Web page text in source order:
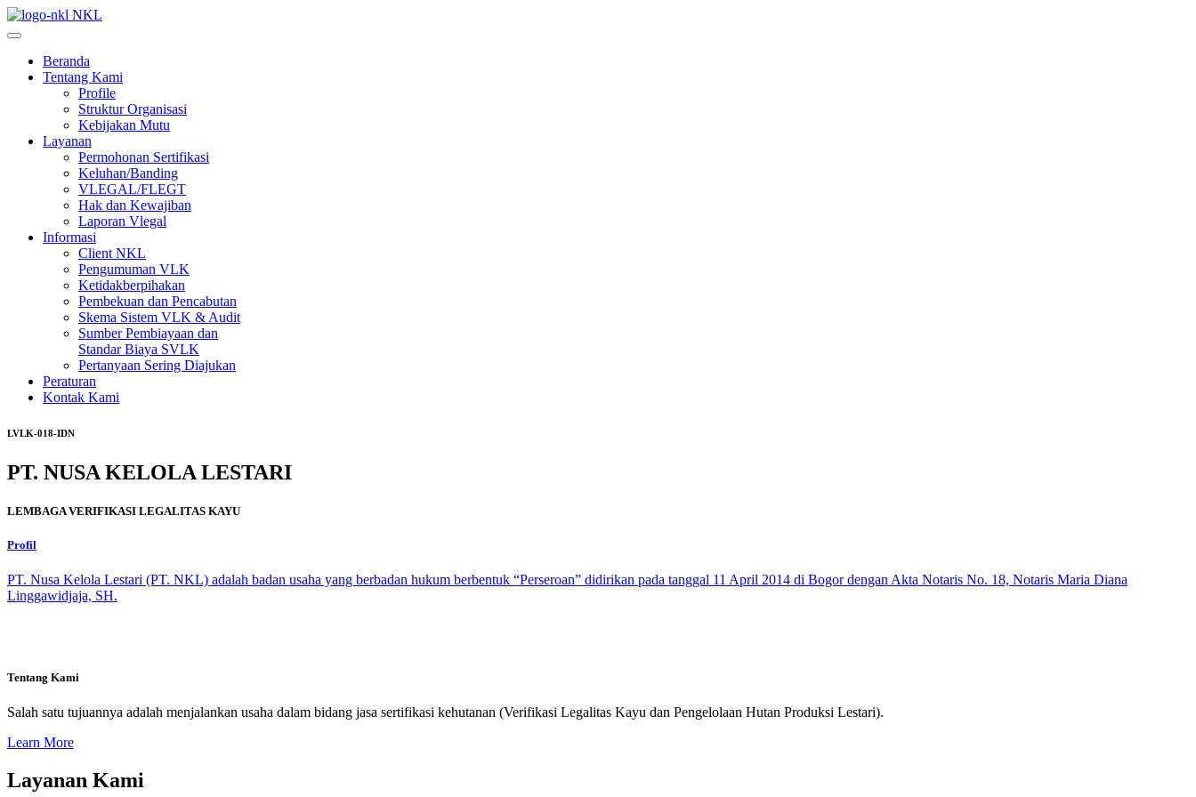
NKL
Beranda
Tentang Kami
Profile
Struktur Organisasi
Kebijakan Mutu
Layanan
Permohonan Sertifikasi
Keluhan/Banding
VLEGAL/FLEGT
Hak dan Kewajiban
Laporan Vlegal
Informasi
Client NKL
Pengumuman VLK
Ketidakberpihakan
Pembekuan dan Pencabutan
Skema Sistem VLK & Audit
Sumber Pembiayaan dan
Standar Biaya SVLK
Pertanyaan Sering Diajukan
Peraturan
Kontak Kami
LVLK-018-IDN
PT. NUSA KELOLA LESTARI
LEMBAGA VERIFIKASI LEGALITAS KAYU
Profil
PT. Nusa Kelola Lestari (PT. NKL) adalah badan usaha yang berbadan hukum berbentuk “Perseroan” didirikan pada tanggal 11 April 2014 di Bogor dengan Akta Notaris No. 18, Notaris Maria Diana
Linggawidjaja, SH.
Tentang Kami
Salah satu tujuannya adalah menjalankan usaha dalam bidang jasa sertifikasi kehutanan (Verifikasi Legalitas Kayu dan Pengelolaan Hutan Produksi Lestari).
Learn More
Layanan Kami